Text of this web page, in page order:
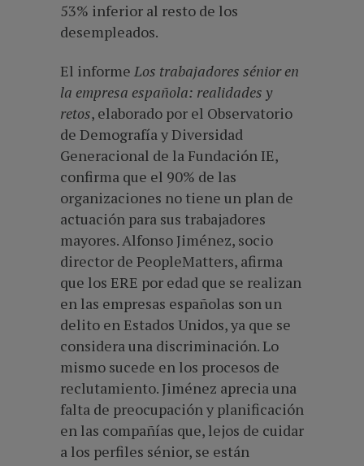
53% inferior al resto de los
desempleados.
El informe Los trabajadores sénior en
la empresa española: realidades y
retos, elaborado por el Observatorio
de Demografía y Diversidad
Generacional de la Fundación IE,
confirma que el 90% de las
organizaciones no tiene un plan de
actuación para sus trabajadores
mayores. Alfonso Jiménez, socio
director de PeopleMatters, afirma
que los ERE por edad que se realizan
en las empresas españolas son un
delito en Estados Unidos, ya que se
considera una discriminación. Lo
mismo sucede en los procesos de
reclutamiento. Jiménez aprecia una
falta de preocupación y planificación
en las compañías que, lejos de cuidar
a los perfiles sénior, se están